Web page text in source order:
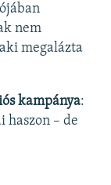
nem
megalázta
kampánya:
haszon – de